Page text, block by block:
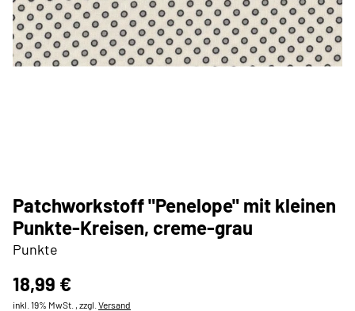
Patchworkstoff "Penelope" mit kleinen
Punkte-Kreisen, creme-grau
Punkte
18,99 €
inkl. 19% MwSt. , zzgl. Versand